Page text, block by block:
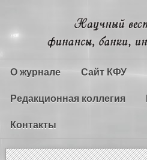
О журнале Сайт КФУ
Редакционная коллегия
Контакты